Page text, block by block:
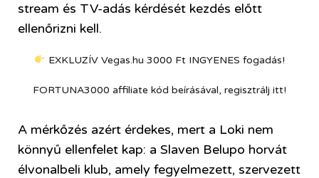
stream és TV-adás kérdését kezdés előtt
ellenőrizni kell.
EXKLUZÍV Vegas.hu 3000 Ft INGYENES fogadás!
FORTUNA3000 affiliate kód beírásával, regisztrálj itt!
A mérkőzés azért érdekes, mert a Loki nem
könnyű ellenfelet kap: a Slaven Belupo horvát
élvonalbeli klub, amely fegyelmezett, szervezett